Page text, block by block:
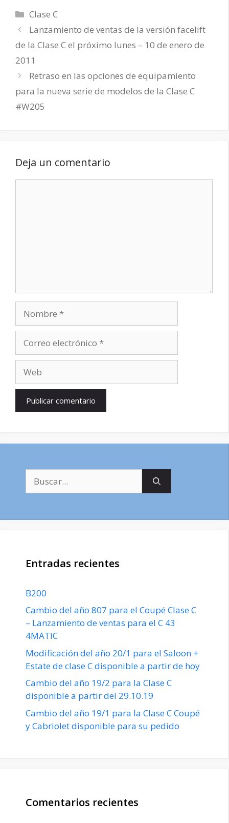
Categorías
Clase C
Lanzamiento de ventas de la versión facelift
de la Clase C el próximo lunes – 10 de enero de
2011
Retraso en las opciones de equipamiento
para la nueva serie de modelos de la Clase C
#W205
Deja un comentario
electrónico
Entradas recientes
B200
Cambio del año 807 para el Coupé Clase C
– Lanzamiento de ventas para el C 43
4MATIC
Modificación del año 20/1 para el Saloon +
Estate de clase C disponible a partir de hoy
Cambio del año 19/2 para la Clase C
disponible a partir del 29.10.19
Cambio del año 19/1 para la Clase C Coupé
y Cabriolet disponible para su pedido
Comentarios recientes